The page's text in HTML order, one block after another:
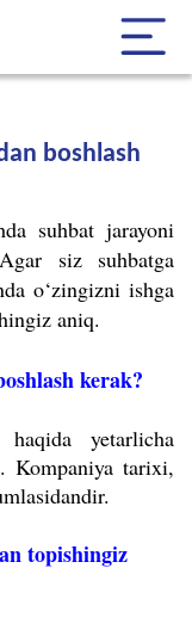
boshlash
suhbat jarayoni
siz suhbatga
o‘zingizni ishga
aniq.
kerak?
yetarlicha
Kompaniya tarixi,
topishingiz